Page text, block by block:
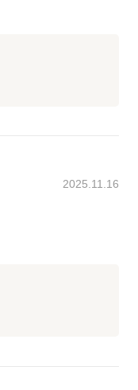
2025.11.16